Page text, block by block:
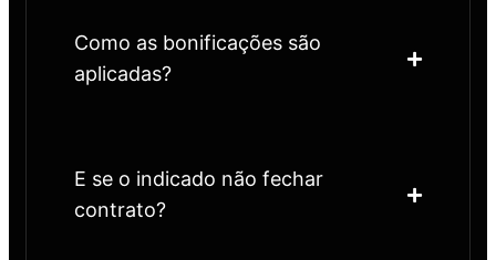
Como as bonificações são
aplicadas?
E se o indicado não fechar
contrato?